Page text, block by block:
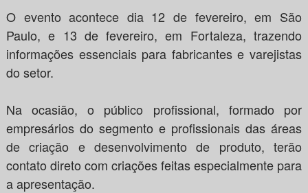
O evento acontece dia 12 de fevereiro, em São
Paulo, e 13 de fevereiro, em Fortaleza, trazendo
informações essenciais para fabricantes e varejistas
do setor.
Na ocasião, o público profissional, formado por
empresários do segmento e profissionais das áreas
de criação e desenvolvimento de produto, terão
contato direto com criações feitas especialmente para
a apresentação.